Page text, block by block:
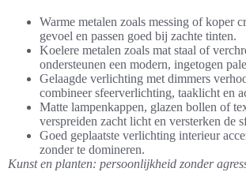
Warme metalen zoals messing of koper
gevoel en passen goed bij zachte tinten.
Koelere metalen zoals mat staal of
ondersteunen een modern, ingetogen
Gelaagde verlichting met dimmers
combineer sfeerverlichting, taaklicht en
Matte lampenkappen, glazen bollen of
verspreiden zacht licht en versterken de
Goed geplaatste verlichting interieur
zonder te domineren.
Kunst en planten: persoonlijkheid zonder